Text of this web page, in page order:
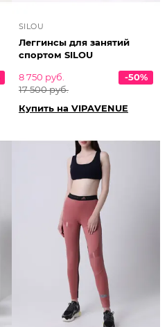
SILOU
Леггинсы для занятий
спортом SILOU
8 750 руб.
17 500 руб.
-50%
Купить на VIPAVENUE